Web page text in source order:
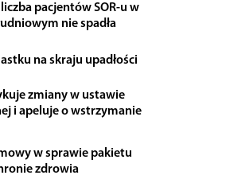
pacjentów SOR-u w
nie spadła
na skraju upadłości
zmiany w ustawie
i apeluje o wstrzymanie
w sprawie pakietu
zdrowia